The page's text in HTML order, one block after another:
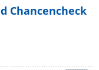
Chancencheck